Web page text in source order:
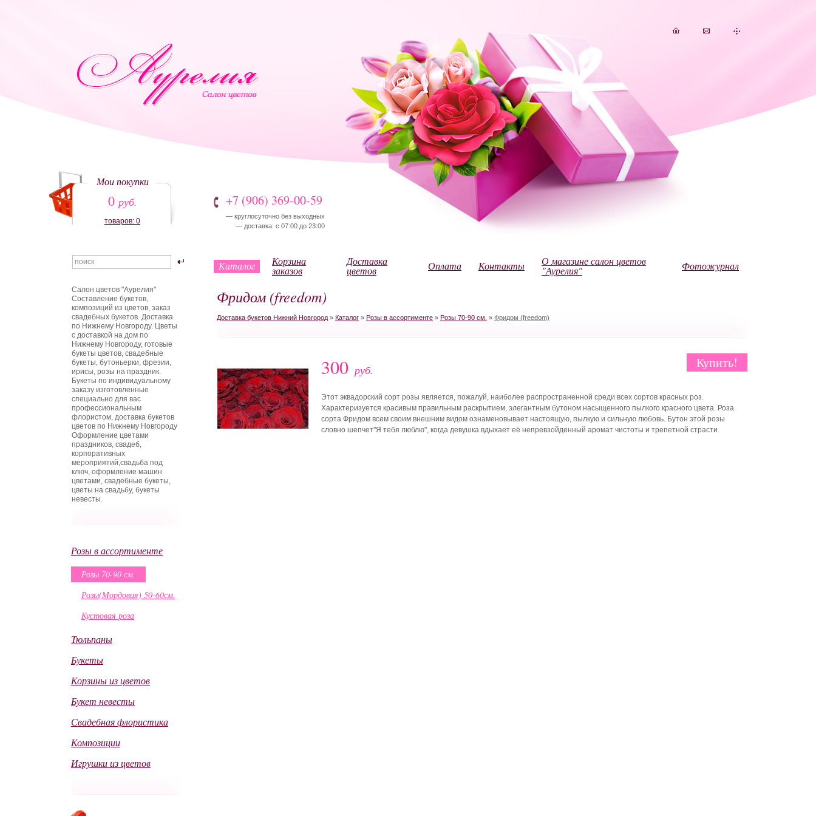
Мои покупки
0 руб.
товаров: 0
+7 (906) 369-00-59
— круглосуточно без выходных
— доставка: с 07:00 до 23:00
Каталог Корзина
заказов
Доставка
цветов Оплата Контакты О магазине салон цветов
"Аурелия" Фотожурнал
Фридом (freedom)
Доставка букетов Нижний Новгород » Каталог » Розы в ассортименте » Розы 70-90 см. » Фридом (freedom)
300 руб. Купить!
Этот эквадорский сорт розы является, пожалуй, наиболее распространенной среди всех сортов красных роз.
Характеризуется красивым правильным раскрытием, элегантным бутоном насыщенного пылкого красного цвета. Роза
сорта Фридом всем своим внешним видом ознаменовывает настоящую, пылкую и сильную любовь. Бутон этой розы
словно шепчет"Я тебя люблю", когда девушка вдыхает её непревзойденный аромат чистоты и трепетной страсти.
Салон цветов "Аурелия"
Составление букетов,
композиций из цветов, заказ
свадебных букетов. Доставка
по Нижнему Новгороду. Цветы
с доставкой на дом по
Нижнему Новгороду, готовые
букеты цветов, свадебные
букеты, бутоньерки, фрезии,
ирисы, розы на праздник.
Букеты по индивидуальному
заказу изготовленные
специально для вас
профессиональным
флористом, доставка букетов
цветов по Нижнему Новгороду
Оформление цветами
праздников, свадеб,
корпоративных
мероприятий,свадьба под
ключ, оформление машин
цветами, свадебные букеты,
цветы на свадьбу, букеты
невесты.
Розы в ассортименте
Розы 70-90 см.
Розы(Мордовия) 50-60см.
Кустовая роза
Тюльпаны
Букеты
Корзины из цветов
Букет невесты
Свадебная флористика
Композиции
Игрушки из цветов